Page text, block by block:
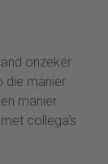
onzeker
die manier
manier
collega's